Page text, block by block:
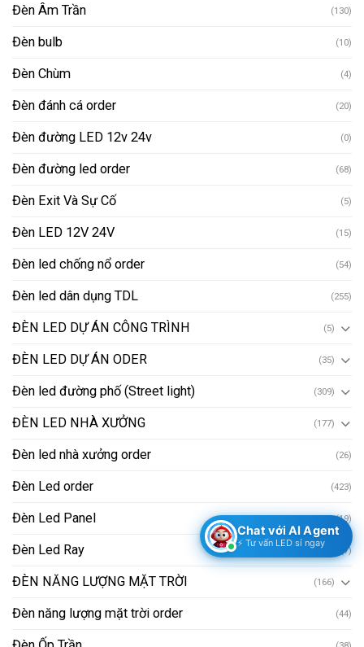
Đèn Âm Trần (130)
Đèn bulb (10)
Đèn Chùm (4)
Đèn đánh cá order (20)
Đèn đường LED 12v 24v (0)
Đèn đường led order (68)
Đèn Exit Và Sự Cố (5)
Đèn LED 12V 24V (15)
Đèn led chống nổ order (54)
Đèn led dân dụng TDL (255)
ĐÈN LED DỰ ÁN CÔNG TRÌNH (5)
ĐÈN LED DỰ ÁN ODER (35)
Đèn led đường phố (Street light) (309)
ĐÈN LED NHÀ XƯỞNG (177)
Đèn led nhà xưởng order (26)
Đèn Led order (423)
Đèn Led Panel (19)
Đèn Led Ray (7)
ĐÈN NĂNG LƯỢNG MẶT TRỜI (166)
Đèn năng lượng mặt trời order (44)
Chat với AI Agent
⚡ Tư vấn LED sỉ ngay